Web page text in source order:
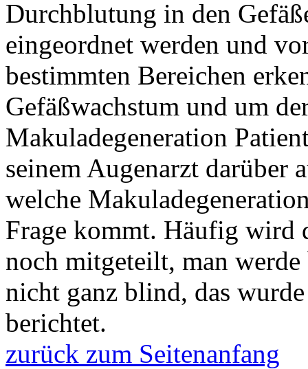
Durchblutung in den
eingeordnet werden und
bestimmten Bereichen
Gefäßwachstum und um
Makuladegeneration
seinem Augenarzt darüber
welche
Frage kommt. Häufig wird
noch mitgeteilt, man
nicht ganz blind, das
berichtet.
zurück zum Seitenanfang